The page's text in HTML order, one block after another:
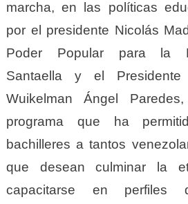
marcha, en las políticas
por el presidente Nicolás
Poder Popular para la
Santaella y el
Wuikelman Ángel
programa que ha
bachilleres a tantos
que desean culminar la
capacitarse en perfiles